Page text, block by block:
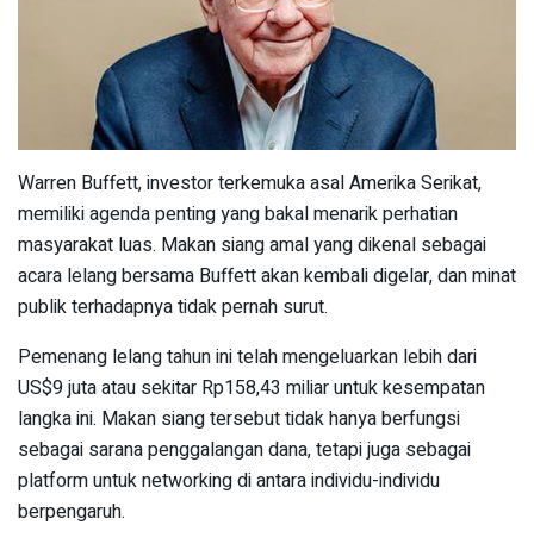
Warren Buffett, investor terkemuka asal Amerika Serikat,
memiliki agenda penting yang bakal menarik perhatian
masyarakat luas. Makan siang amal yang dikenal sebagai
acara lelang bersama Buffett akan kembali digelar, dan minat
publik terhadapnya tidak pernah surut.
Pemenang lelang tahun ini telah mengeluarkan lebih dari
US$9 juta atau sekitar Rp158,43 miliar untuk kesempatan
langka ini. Makan siang tersebut tidak hanya berfungsi
sebagai sarana penggalangan dana, tetapi juga sebagai
platform untuk networking di antara individu-individu
berpengaruh.